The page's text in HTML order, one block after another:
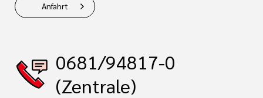
Anfahrt
0681/94817-0
(Zentrale)